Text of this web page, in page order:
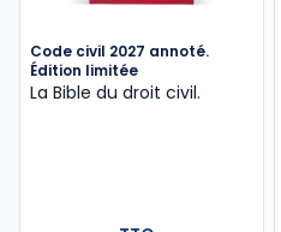
Code civil 2027 annoté.
Édition limitée
La Bible du droit civil.